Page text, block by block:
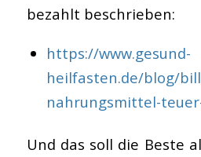
bezahlt beschrieben:
https://www.gesund-
heilfasten.de/blog/
nahrungsmittel-
Und das soll die Beste